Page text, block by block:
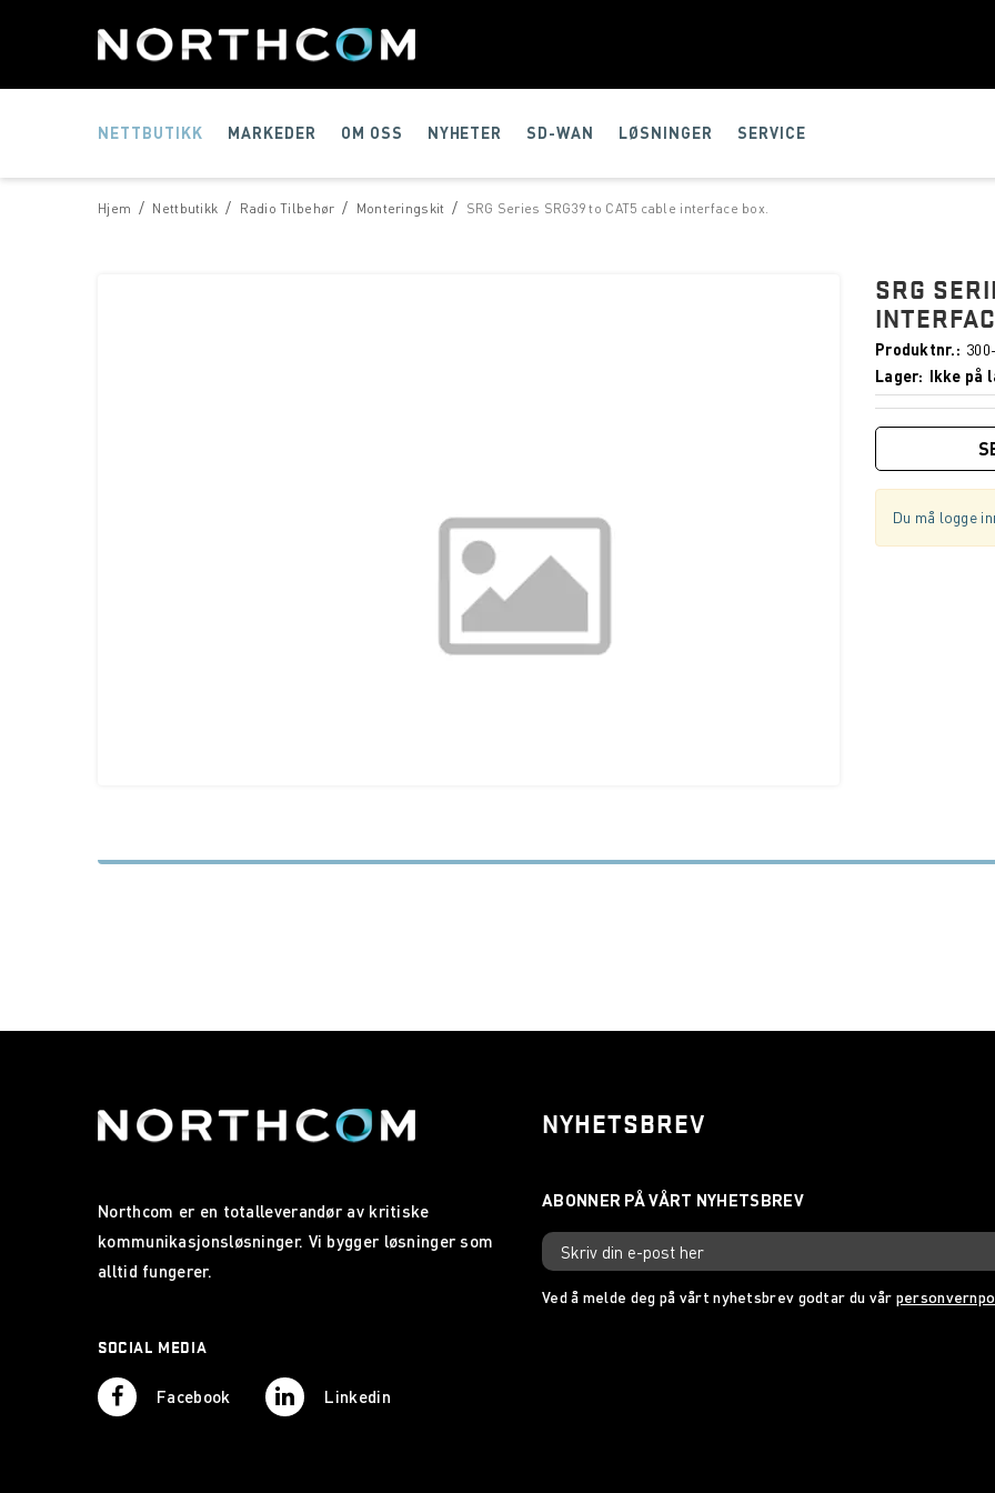
NETTBUTIKK MARKEDER OM OSS NYHETER SD-WAN LØSNINGER SERVICE
/
Hjem /
Nettbutikk /
Radio Tilbehør /
Monteringskit SRG Series SRG39 to CAT5 cable interface box.
SRG
Produktnr.
Lager
Ikke på
Du må logge
Northcom er en totalleverandør av kritiske
kommunikasjonsløsninger. Vi bygger løsninger som
alltid fungerer.
SOCIAL MEDIA
Facebook Linkedin
NYHETSBREV
Ved å melde deg på vårt nyhetsbrev godtar du vår